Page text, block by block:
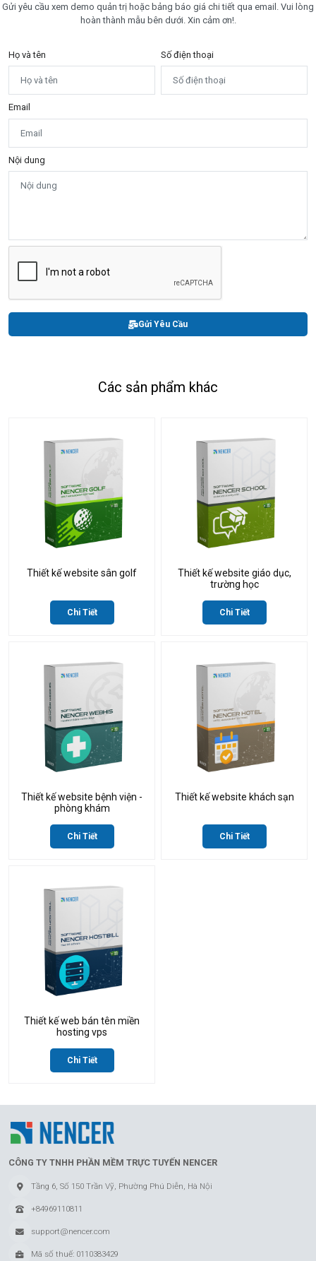
Gửi yêu cầu xem demo quản trị hoặc bảng báo giá chi tiết qua email. Vui lòng
hoàn thành mẫu bên dưới. Xin cảm ơn!.
Họ và tên Số điện thoại
Email
Nội dung
Gửi Yêu Cầu
Các sản phẩm khác
Thiết kế website sân golf
Chi Tiết
Thiết kế website giáo dục,
trường học
Chi Tiết
Thiết kế website bệnh viện -
phòng khám
Chi Tiết
Thiết kế website khách sạn
Chi Tiết
Thiết kế web bán tên miền
hosting vps
Chi Tiết
CÔNG TY TNHH PHẦN MỀM TRỰC TUYẾN NENCER
Tầng 6, Số 150 Trần Vỹ, Phường Phú Diễn, Hà Nội
+84969110811
support@nencer.com
Mã số thuế: 0110383429